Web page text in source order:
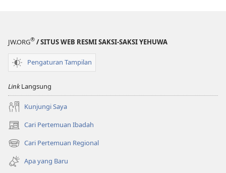
JW.ORG® / SITUS WEB RESMI SAKSI-SAKSI YEHUWA
Pengaturan Tampilan
LinkLangsung
Kunjungi Saya
Cari Pertemuan Ibadah
(terbuka
di
window
baru)
Cari Pertemuan Regional
(terbuka
di
window
Apa yang Baru